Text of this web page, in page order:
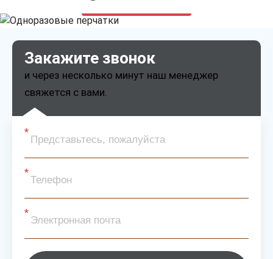
Закажите звонок
и через несколько минут наш менеджер
свяжется с вами.